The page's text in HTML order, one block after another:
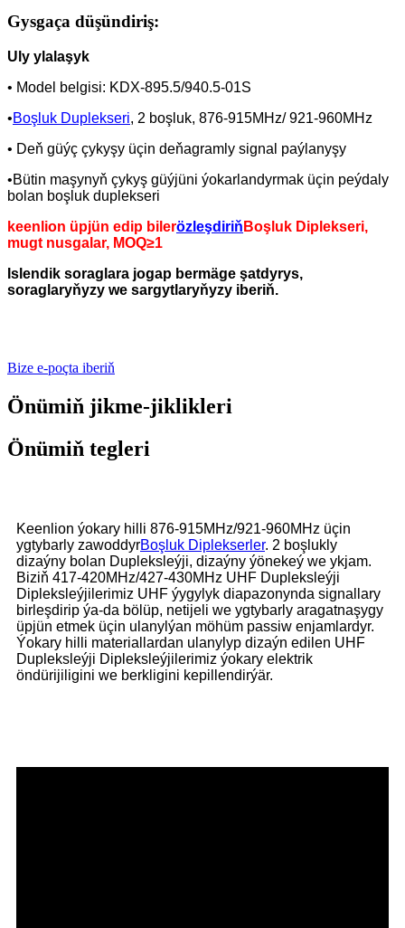
Gysgaça düşündiriş:
Uly ylalaşyk
• Model belgisi: KDX-895.5/940.5-01S
•Boşluk Duplekseri, 2 boşluk, 876-915MHz/ 921-960MHz
• Deň güýç çykyşy üçin deňagramly signal paýlanyşy
•Bütin maşynyň çykyş güýjüni ýokarlandyrmak üçin peýdaly
bolan boşluk duplekseri
keenlion üpjün edip bilerözleşdiriň Boşluk Diplekseri,
mugt nusgalar, MOQ≥1
Islendik soraglara jogap bermäge şatdyrys,
soraglaryňyzy we sargytlaryňyzy iberiň.
Bize e-poçta iberiň
Önümiň jikme-jiklikleri
Önümiň tegleri
Keenlion ýokary hilli 876-915MHz/921-960MHz üçin
ygtybarly zawoddyrBoşluk Diplekserler. 2 boşlukly
dizaýny bolan Dupleksleýji, dizaýny ýönekeý we ykjam.
Biziň 417-420MHz/427-430MHz UHF Dupleksleýji
Dipleksleýjilerimiz UHF ýygylyk diapazonynda signallary
birleşdirip ýa-da bölüp, netijeli we ygtybarly aragatnaşygy
üpjün etmek üçin ulanylýan möhüm passiw enjamlardyr.
Ýokary hilli materiallardan ulanylyp dizaýn edilen UHF
Dupleksleýji Dipleksleýjilerimiz ýokary elektrik
öndürijiligini we berkligini kepillendirýär.